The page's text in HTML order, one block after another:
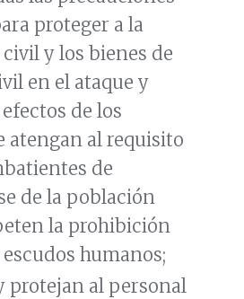
proteger a la
y los bienes de
en el ataque y
de los
atengan al requisito
de
de la población
la prohibición
humanos;
protejan al personal